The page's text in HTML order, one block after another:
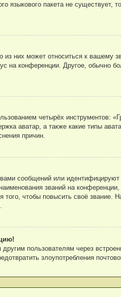
языкового пакета не существует,
них может относиться к вашему
конференции. Другое, обычно
четырёх инструментов:
аватар, а также какие типы
причин.
сообщений или идентифицируют
званий на конференции,
чтобы повысить своё звание.
другим пользователям через
злоупотребления